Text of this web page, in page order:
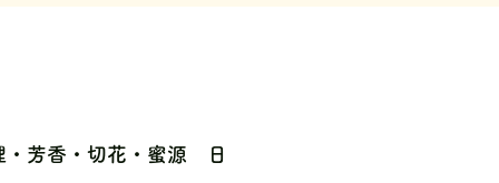
芳香・切花・蜜源 日